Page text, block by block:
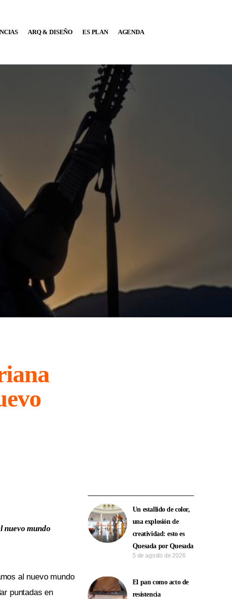
ARQ & DISEÑO ES PLAN AGENDA
nuevo mundo
al nuevo mundo
puntadas en
Un estallido de color,
una explosión de
creatividad: esto es
Quesada por Quesada
5 de agosto de 2026
El pan como acto de
resistencia